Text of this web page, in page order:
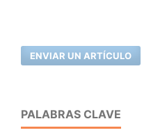
ENVIAR UN ARTÍCULO
PALABRAS CLAVE